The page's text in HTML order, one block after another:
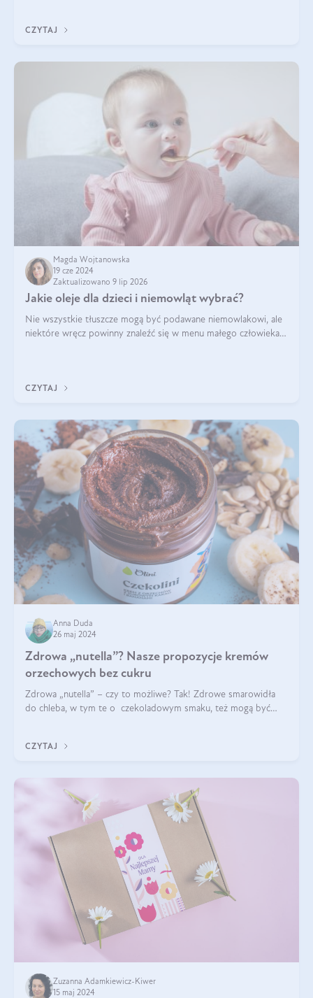
CZYTAJ
Magda Wojtanowska
19 cze 2024
Zaktualizowano 9 lip 2026
Jakie oleje dla dzieci i niemowląt wybrać?
Nie wszystkie tłuszcze mogą być podawane niemowlakowi, ale
niektóre wręcz powinny znaleźć się w menu małego człowieka.
CZYTAJ
Anna Duda
26 maj 2024
Zdrowa „nutella”? Nasze propozycje kremów
orzechowych bez cukru
Zdrowa „nutella” – czy to możliwe? Tak! Zdrowe smarowidła
do chleba, w tym te o czekoladowym smaku, też mogą być
CZYTAJ
Zuzanna Adamkiewicz-Kiwer
15 maj 2024